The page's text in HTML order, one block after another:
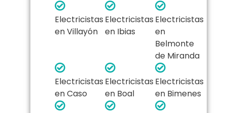
Electricistas
en Villayón
Electricistas
en Ibias
Electricistas
en
Belmonte
de Miranda
Electricistas
en Caso
Electricistas
en Boal
Electricistas
en Bimenes